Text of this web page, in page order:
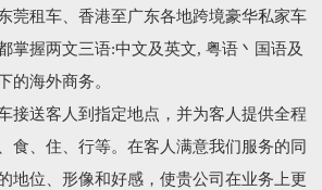
莞租车、香港至广东各地跨境豪华私家车
掌握两文三语:中文及英文, 粤语丶国语及
的海外商务。
接送客人到指定地点，并为客人提供全程
食、住、行等。在客人满意我们服务的同
地位、形像和好感，使贵公司在业务上更